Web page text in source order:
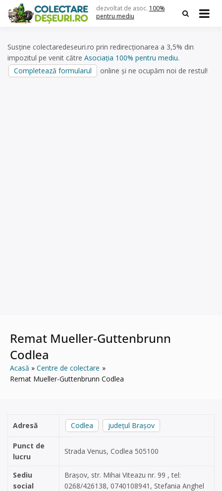
content
dezvoltat de asoc. 100%
pentru mediu
Susține colectaredeseuri.ro prin redirecționarea a 3,5% din
impozitul pe venit către Asociația 100% pentru mediu.
Completează formularul
online și ne ocupăm noi de restul!
Remat Mueller-Guttenbrunn
Codlea
Acasă
Centre de colectare
Remat Mueller-Guttenbrunn Codlea
Adresă Codlea județul Brașov
Punct de
lucru
Strada Venus, Codlea 505100
Sediu
social
Brașov, str. Mihai Viteazu nr. 99 , tel:
0268/426138, 0740108941, Stefania Anghel